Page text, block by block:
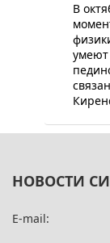
В
НОВОСТИ
E-mail: